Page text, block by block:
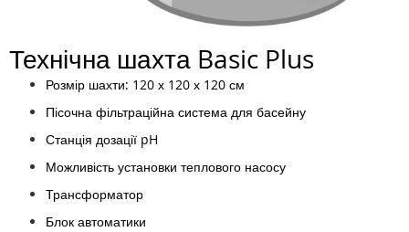
Технічна шахта Basic Plus
Розмір шахти: 120 х 120 х 120 см
Пісочна фільтраційна система для басейну
Станція дозації pH
Можливість установки теплового насосу
Трансформатор
Блок автоматики